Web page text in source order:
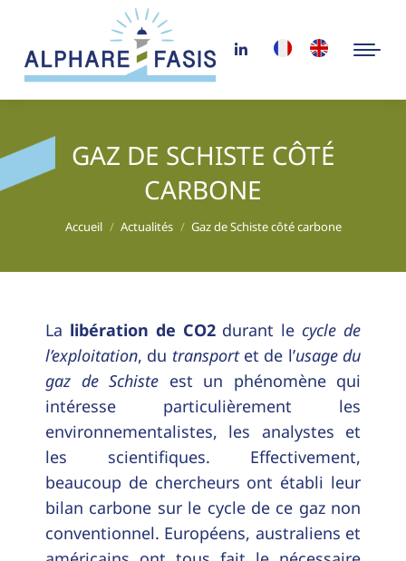
GAZ DE SCHISTE CÔTÉ
CARBONE
Vous êtes ici :
Accueil Actualités Gaz de Schiste côté carbone
La libération de CO2durant lecycle de
l’exploitation, du transportet de l’usage du
gaz de Schiste est un phénomène qui
intéresse particulièrement les
environnementalistes, les analystes et
les scientifiques. Effectivement,
beaucoup de chercheurs ont établi leur
bilan carbone sur le cycle de ce gaz non
conventionnel. Européens, australiens et